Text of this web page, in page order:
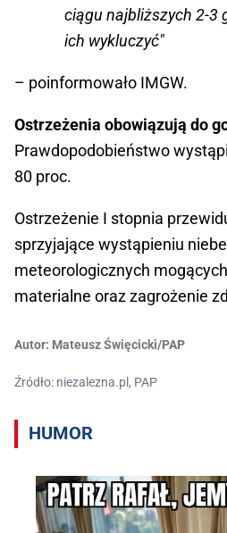
ciągu najbliższych 2-3
ich wykluczyć"
– poinformowało IMGW.
Ostrzeżenia obowiązują do
Prawdopodobieństwo
80 proc.
Ostrzeżenie I stopnia
sprzyjające wystąpieniu
meteorologicznych
materialne oraz zagrożenie
Autor: Mateusz Święcicki/PAP
Źródło: niezalezna.pl, PAP
HUMOR